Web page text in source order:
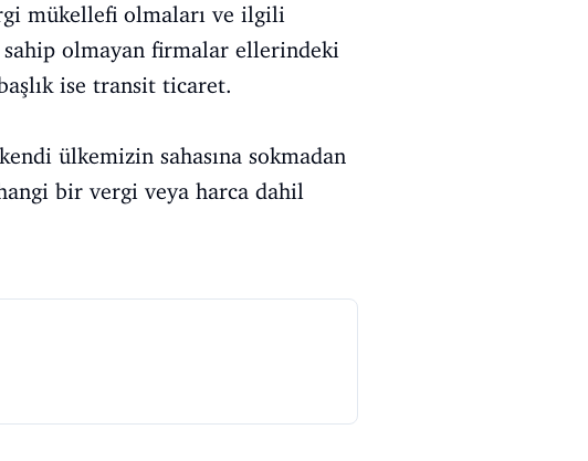
mükellefi olmaları ve ilgili
olmayan firmalar ellerindeki
ise transit ticaret.
ülkemizin sahasına sokmadan
bir vergi veya harca dahil